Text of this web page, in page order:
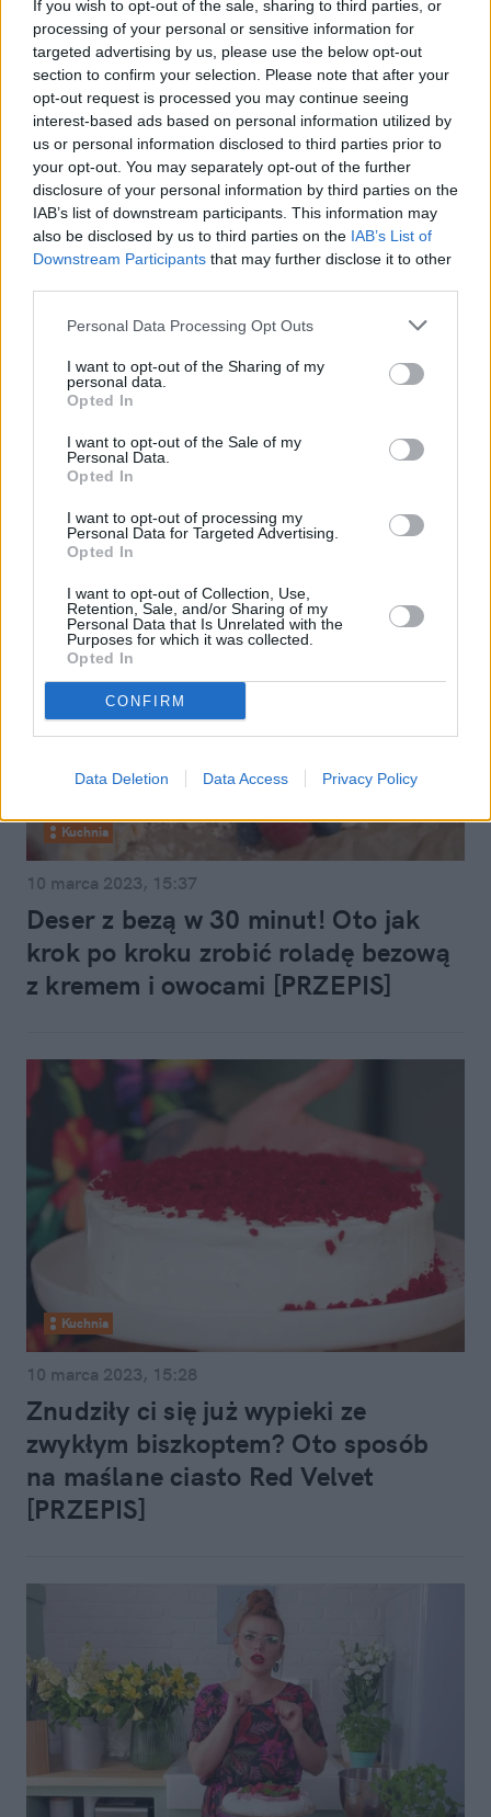
If you wish to opt-out of the sale, sharing to third parties, or
processing of your personal or sensitive information for
targeted advertising by us, please use the below opt-out
section to confirm your selection. Please note that after your
opt-out request is processed you may continue seeing
interest-based ads based on personal information utilized by
us or personal information disclosed to third parties prior to
your opt-out. You may separately opt-out of the further
disclosure of your personal information by third parties on the
IAB’s list of downstream participants. This information may
also be disclosed by us to third parties on the IAB’s List of
Downstream Participants that may further disclose it to other
Personal Data Processing Opt Outs
I want to opt-out of the Sharing of my
personal data.
Opted In
I want to opt-out of the Sale of my
Personal Data.
Opted In
I want to opt-out of processing my
Personal Data for Targeted Advertising.
Opted In
I want to opt-out of Collection, Use,
Retention, Sale, and/or Sharing of my
Personal Data that Is Unrelated with the
Purposes for which it was collected.
Opted In
CONFIRM
Data Deletion Data Access Privacy Policy
27 marca 2023, 15:34
"Gang seniorek" grasował w
muzeum w Olsztynie. "Coś takiego
spotkało nas po raz pierwszy"
Kuchnia
10 marca 2023, 15:37
Deser z bezą w 30 minut! Oto jak
krok po kroku zrobić roladę bezową
z kremem i owocami [PRZEPIS]
Kuchnia
10 marca 2023, 15:28
Znudziły ci się już wypieki ze
zwykłym biszkoptem? Oto sposób
na maślane ciasto Red Velvet
[PRZEPIS]